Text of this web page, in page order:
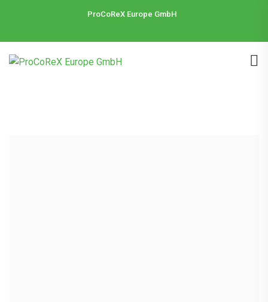
ProCoReX Europe GmbH